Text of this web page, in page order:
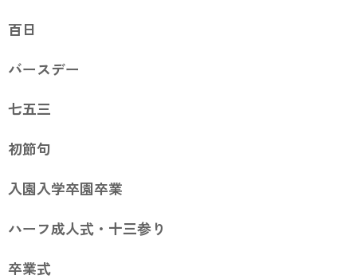
百日
バースデー
七五三
初節句
入園入学卒園卒業
ハーフ成人式・十三参り
卒業式